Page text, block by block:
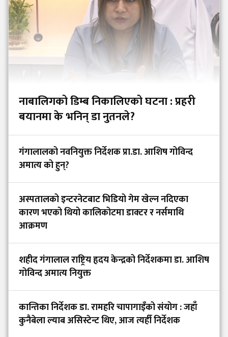
नाबालिगको डिम्ब निकालिएको घटना : प्रहरी
बयानमा के भनिन् डा नुतनले?
गंगालालको नवनियुक्त निर्देशक प्रा.डा. आशिष गोविन्द
अमात्य को हुन्?
अस्पतालको इन्टरनेटबाट भिडियो गेम खेल्न नदिएका
कारण भएको थियो कालिकोटमा डाक्टर र नर्समाथि
आक्रमण
शहीद गंगालाल राष्ट्रिय हृदय केन्द्रको निर्देशकमा डा. आशिष
गोविन्द अमात्य नियुक्त
कान्तिका निर्देशक डा. रामहरि चापागाइँको संयोग : जहाँ
कुनैबेला ल्याब असिस्टेन्ट थिए, आज त्यहीँ निर्देशक